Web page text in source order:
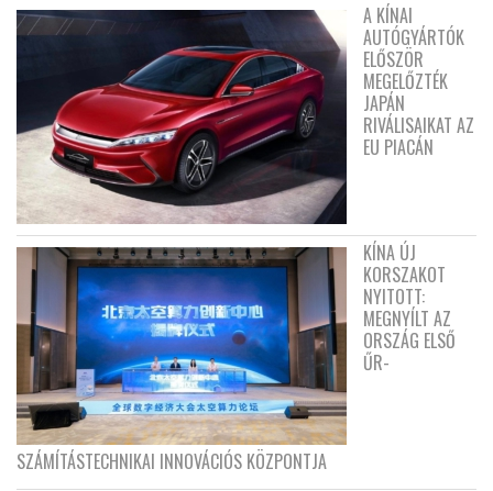
A KÍNAI
AUTÓGYÁRTÓK
ELŐSZÖR
MEGELŐZTÉK
JAPÁN
RIVÁLISAIKAT AZ
EU PIACÁN
KÍNA ÚJ
KORSZAKOT
NYITOTT:
MEGNYÍLT AZ
ORSZÁG ELSŐ
ŰR-
SZÁMÍTÁSTECHNIKAI INNOVÁCIÓS KÖZPONTJA